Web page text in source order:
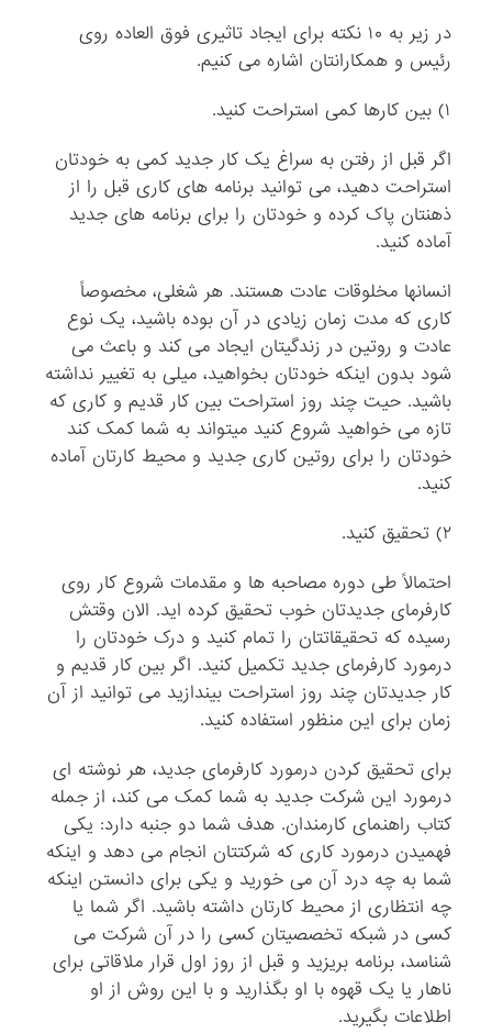
در زیر به ۱۰ نکته برای ایجاد تاثیری فوق العاده روی
رئیس و همکارانتان اشاره می کنیم.
۱) بین کارها کمی استراحت کنید.
اگر قبل از رفتن به سراغ یک کار جدید کمی به خودتان
استراحت دهید، می توانید برنامه های کاری قبل را از
ذهنتان پاک کرده و خودتان را برای برنامه های جدید
آماده کنید.
انسانها مخلوقات عادت هستند. هر شغلی، مخصوصاً
کاری که مدت زمان زیادی در آن بوده باشید، یک نوع
عادت و روتین در زندگیتان ایجاد می کند و باعث می
شود بدون اینکه خودتان بخواهید، میلی به تغییر نداشته
باشید. حیت چند روز استراحت بین کار قدیم و کاری که
تازه می خواهید شروع کنید میتواند به شما کمک کند
خودتان را برای روتین کاری جدید و محیط کارتان آماده
کنید.
۲) تحقیق کنید.
احتمالاً طی دوره مصاحبه ها و مقدمات شروع کار روی
کارفرمای جدیدتان خوب تحقیق کرده اید. الان وقتش
رسیده که تحقیقاتتان را تمام کنید و درک خودتان را
درمورد کارفرمای جدید تکمیل کنید. اگر بین کار قدیم و
کار جدیدتان چند روز استراحت بیندازید می توانید از آن
زمان برای این منظور استفاده کنید.
برای تحقیق کردن درمورد کارفرمای جدید، هر نوشته ای
درمورد این شرکت جدید به شما کمک می کند، از جمله
کتاب راهنمای کارمندان. هدف شما دو جنبه دارد: یکی
فهمیدن درمورد کاری که شرکتتان انجام می دهد و اینکه
شما به چه درد آن می خورید و یکی برای دانستن اینکه
چه انتظاری از محیط کارتان داشته باشید. اگر شما یا
کسی در شبکه تخصصیتان کسی را در آن شرکت می
شناسد، برنامه بریزید و قبل از روز اول قرار ملاقاتی برای
ناهار یا یک قهوه با او بگذارید و با این روش از او
اطلاعات بگیرید.